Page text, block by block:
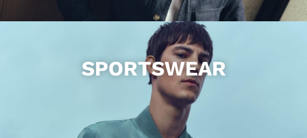
SPORTSWEAR